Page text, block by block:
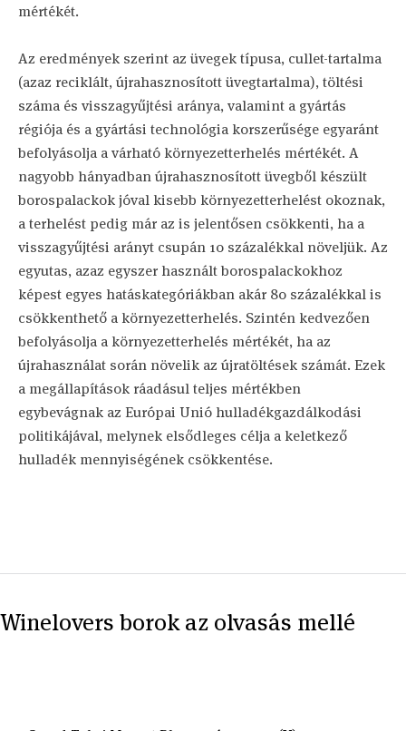
mértékét.
Az eredmények szerint az üvegek típusa, cullet-tartalma
(azaz reciklált, újrahasznosított üvegtartalma), töltési
száma és visszagyűjtési aránya, valamint a gyártás
régiója és a gyártási technológia korszerűsége egyaránt
befolyásolja a várható környezetterhelés mértékét. A
nagyobb hányadban újrahasznosított üvegből készült
borospalackok jóval kisebb környezetterhelést okoznak,
a terhelést pedig már az is jelentősen csökkenti, ha a
visszagyűjtési arányt csupán 10 százalékkal növeljük. Az
egyutas, azaz egyszer használt borospalackokhoz
képest egyes hatáskategóriákban akár 80 százalékkal is
csökkenthető a környezetterhelés. Szintén kedvezően
befolyásolja a környezetterhelés mértékét, ha az
újrahasználat során növelik az újratöltések számát. Ezek
a megállapítások ráadásul teljes mértékben
egybevágnak az Európai Unió hulladékgazdálkodási
politikájával, melynek elsődleges célja a keletkező
hulladék mennyiségének csökkentése.
Winelovers borok az olvasás mellé